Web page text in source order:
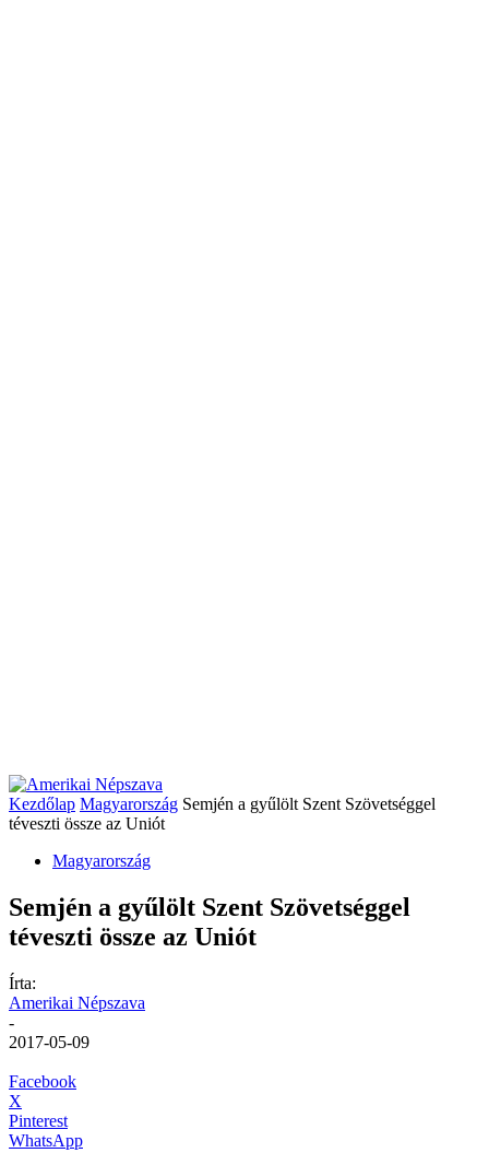
Kezdőlap Magyarország Semjén a gyűlölt Szent Szövetséggel
téveszti össze az Uniót
Magyarország
Semjén a gyűlölt Szent Szövetséggel
téveszti össze az Uniót
Írta:
Amerikai Népszava
-
2017-05-09
Facebook
X
Pinterest
WhatsApp